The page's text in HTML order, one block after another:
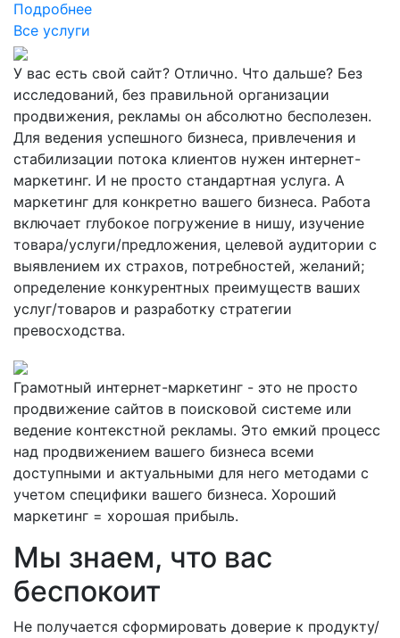
Подробнее
Все услуги
У вас есть свой сайт? Отлично. Что дальше? Без
исследований, без правильной организации
продвижения, рекламы он абсолютно бесполезен.
Для ведения успешного бизнеса, привлечения и
стабилизации потока клиентов нужен интернет-
маркетинг. И не просто стандартная услуга. А
маркетинг для конкретно вашего бизнеса. Работа
включает глубокое погружение в нишу, изучение
товара/услуги/предложения, целевой аудитории с
выявлением их страхов, потребностей, желаний;
определение конкурентных преимуществ ваших
услуг/товаров и разработку стратегии
превосходства.
Грамотный интернет-маркетинг - это не просто
продвижение сайтов в поисковой системе или
ведение контекстной рекламы. Это емкий процесс
над продвижением вашего бизнеса всеми
доступными и актуальными для него методами с
учетом специфики вашего бизнеса. Хороший
маркетинг = хорошая прибыль.
Мы знаем, что вас
беспокоит
Не получается сформировать доверие к продукту/